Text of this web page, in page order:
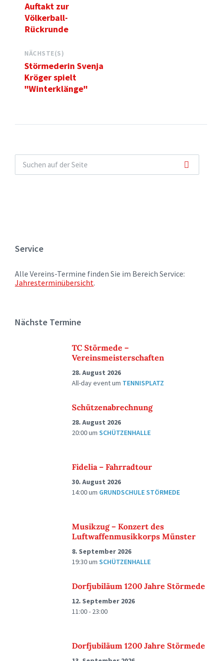
Auftakt zur
Völkerball-
Rückrunde
NÄCHSTE(S)
Störmederin Svenja
Kröger spielt
"Winterklänge"
Service
Alle Vereins-Termine finden Sie im Bereich Service:
Jahresterminübersicht.
Nächste Termine
TC Störmede –
Vereinsmeisterschaften
28. August 2026
All-day eventum TENNISPLATZ
Schützenabrechnung
28. August 2026
20:00um SCHÜTZENHALLE
Fidelia – Fahrradtour
30. August 2026
14:00um GRUNDSCHULE STÖRMEDE
Musikzug – Konzert des
Luftwaffenmusikkorps Münster
8. September 2026
19:30um SCHÜTZENHALLE
Dorfjubiläum 1200 Jahre Störmede
12. September 2026
11:00 - 23:00
Dorfjubiläum 1200 Jahre Störmede